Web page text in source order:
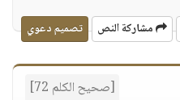
مشاركة النص تصميم دعوي
[صحيح الكلم 72]